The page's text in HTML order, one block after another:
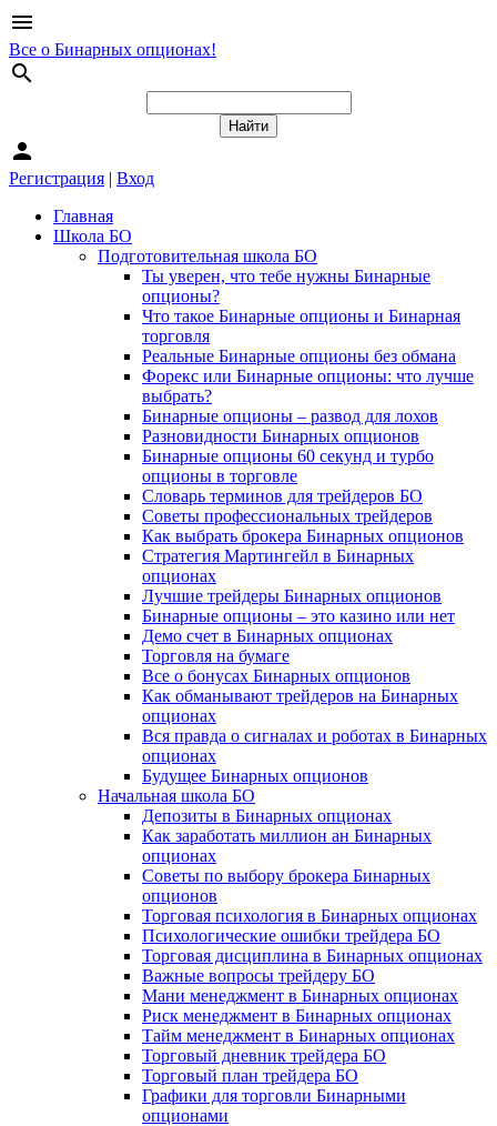
menu
Все о Бинарных опционах!
search
person
Регистрация | Вход
Главная
Школа БО
Подготовительная школа БО
Ты уверен, что тебе нужны Бинарные
опционы?
Что такое Бинарные опционы и Бинарная
торговля
Реальные Бинарные опционы без обмана
Форекс или Бинарные опционы: что лучше
выбрать?
Бинарные опционы – развод для лохов
Разновидности Бинарных опционов
Бинарные опционы 60 секунд и турбо
опционы в торговле
Словарь терминов для трейдеров БО
Советы профессиональных трейдеров
Как выбрать брокера Бинарных опционов
Стратегия Мартингейл в Бинарных
опционах
Лучшие трейдеры Бинарных опционов
Бинарные опционы – это казино или нет
Демо счет в Бинарных опционах
Торговля на бумаге
Все о бонусах Бинарных опционов
Как обманывают трейдеров на Бинарных
опционах
Вся правда о сигналах и роботах в Бинарных
опционах
Будущее Бинарных опционов
Начальная школа БО
Депозиты в Бинарных опционах
Как заработать миллион ан Бинарных
опционах
Советы по выбору брокера Бинарных
опционов
Торговая психология в Бинарных опционах
Психологические ошибки трейдера БО
Торговая дисциплина в Бинарных опционах
Важные вопросы трейдеру БО
Мани менеджмент в Бинарных опционах
Риск менеджмент в Бинарных опционах
Тайм менеджмент в Бинарных опционах
Торговый дневник трейдера БО
Торговый план трейдера БО
Графики для торговли Бинарными
опционами